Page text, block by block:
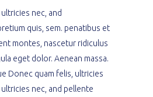
nec, and
quis, sem. penatibus et
montes, nascetur ridiculus
eget dolor. Aenean massa.
Donec quam felis, ultricies
nec, and pellente